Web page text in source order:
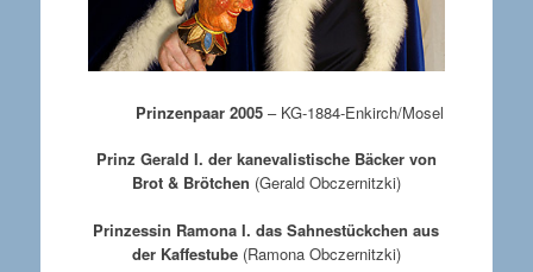
Prinzenpaar 2005 – KG-1884-Enkirch/Mosel
Prinz Gerald I. der kanevalistische Bäcker von
Brot & Brötchen (Gerald Obczernitzki)
Prinzessin Ramona I. das Sahnestückchen aus
der Kaffestube(Ramona Obczernitzki)